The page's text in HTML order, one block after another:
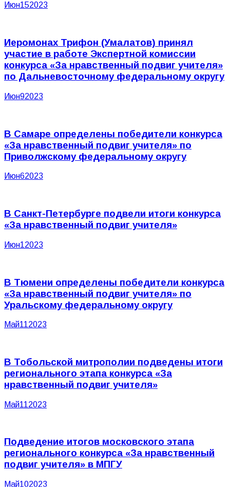
Июн152023
Иеромонах Трифон (Умалатов) принял
участие в работе Экспертной комиссии
конкурса «За нравственный подвиг учителя»
по Дальневосточному федеральному округу
Июн92023
В Самаре определены победители конкурса
«За нравственный подвиг учителя» по
Приволжскому федеральному округу
Июн62023
В Санкт-Петербурге подвели итоги конкурса
«За нравственный подвиг учителя»
Июн12023
В Тюмени определены победители конкурса
«За нравственный подвиг учителя» по
Уральскому федеральному округу
Май112023
В Тобольской митрополии подведены итоги
регионального этапа конкурса «За
нравственный подвиг учителя»
Май112023
Подведение итогов московского этапа
регионального конкурса «За нравственный
подвиг учителя» в МПГУ
Май102023